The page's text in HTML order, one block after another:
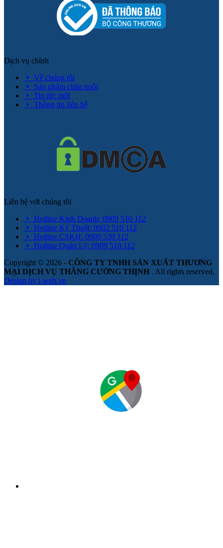
Dịch vụ chính
Về chúng tôi
Sản phẩm chăn nuôi
Tin tức mới
Thông tin liên hệ
Liên hệ với chúng tôi
Hotline Kinh Doanh: 0909 510 112
Hotline Kỹ Thuật: 0902 510 112
Hotline CSKH: 0909 539 112
Hotline Quản Lý: 0909 510 112
Copyright © 2026 - CÔNG TY TNHH SẢN XUẤT THƯƠNG
MẠI DỊCH VỤ THẰNG CƯỜNG THỊNH . All rights reserved.
Design by i-web.vn